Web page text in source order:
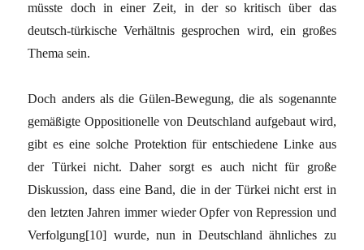
müsste doch in einer Zeit, in der so kritisch über das
deutsch-türkische Verhältnis gesprochen wird, ein großes
Thema sein.
Doch anders als die Gülen-Bewegung, die als sogenannte
gemäßigte Oppositionelle von Deutschland aufgebaut wird,
gibt es eine solche Protektion für entschiedene Linke aus
der Türkei nicht. Daher sorgt es auch nicht für große
Diskussion, dass eine Band, die in der Türkei nicht erst in
den letzten Jahren immer wieder Opfer von Repression und
Verfolgung[10] wurde, nun in Deutschland ähnliches zu